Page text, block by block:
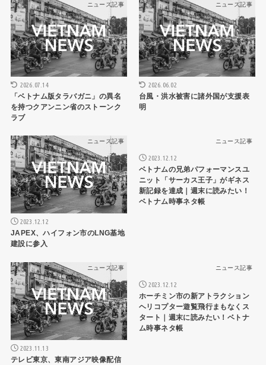
ニュース記事
2026.07.14
「ベトナム版タラバガニ」の異名
を持つクアンニン省のストーンク
ラブ
ニュース記事
2026.06.02
台風・洪水被害に諸外国が支援表
明
ニュース記事
2023.12.12
JAPEX、ハイフォン市のLNG基地
建設に参入
ニュース記事
2023.12.12
ベトナムの兄弟パフォーマンスユ
ニット「サーカス王子」がギネス
新記録を達成｜週末に読みたい！
ベトナム時事ネタ帳
ニュース記事
2023.11.13
テレビ東京、東南アジア映像配信
ニュース記事
2023.12.12
ホーチミン市の新アトラクション
ヘリコプター遊覧飛行まもなくス
タート｜週末に読みたい！ベトナ
ム時事ネタ帳